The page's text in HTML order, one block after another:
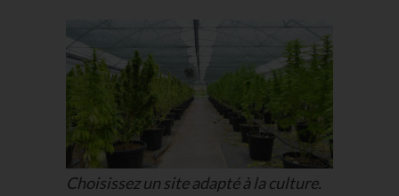
Choisissez un site adapté à la culture.